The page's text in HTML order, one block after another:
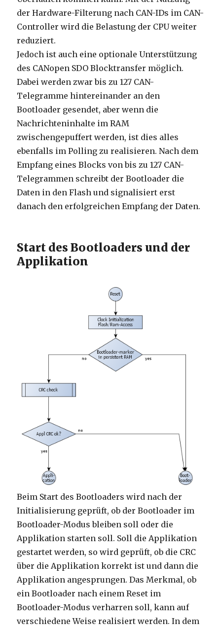
der Hardware-Filterung nach CAN-IDs im CAN-
Controller wird die Belastung der CPU weiter
reduziert.
Jedoch ist auch eine optionale Unterstützung
des CANopen SDO Blocktransfer möglich.
Dabei werden zwar bis zu 127 CAN-
Telegramme hintereinander an den
Bootloader gesendet, aber wenn die
Nachrichteninhalte im RAM
zwischengepuffert werden, ist dies alles
ebenfalls im Polling zu realisieren. Nach dem
Empfang eines Blocks von bis zu 127 CAN-
Telegrammen schreibt der Bootloader die
Daten in den Flash und signalisiert erst
danach den erfolgreichen Empfang der Daten.
Start des Bootloaders und der
Applikation
Beim Start des Bootloaders wird nach der
Initialisierung geprüft, ob der Bootloader im
Bootloader-Modus bleiben soll oder die
Applikation starten soll. Soll die Applikation
gestartet werden, so wird geprüft, ob die CRC
über die Applikation korrekt ist und dann die
Applikation angesprungen. Das Merkmal, ob
ein Bootloader nach einem Reset im
Bootloader-Modus verharren soll, kann auf
verschiedene Weise realisiert werden. In dem